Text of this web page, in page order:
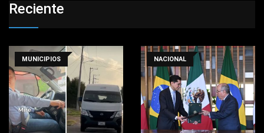
Reciente
MUNICIPIOS NACIONAL